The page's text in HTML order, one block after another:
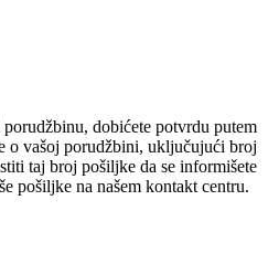
dobićete potvrdu putem
o vašoj porudžbini, uključujući broj
taj broj pošiljke da se informišete
pošiljke na našem kontakt centru.